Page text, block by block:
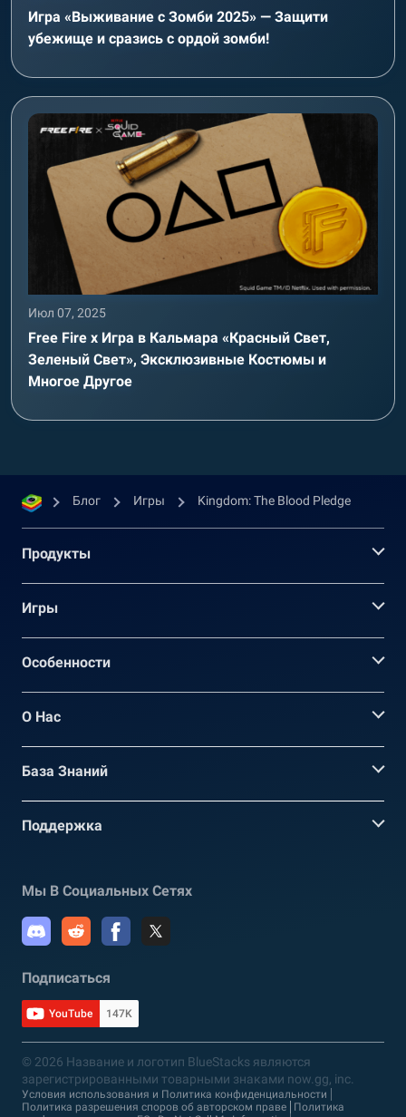
Игра «Выживание с Зомби 2025» — Защити
убежище и сразись с ордой зомби!
Июл 07, 2025
Free Fire x Игра в Кальмара «Красный Свет,
Зеленый Свет», Эксклюзивные Костюмы и
Многое Другое
Блог Игры Kingdom: The Blood Pledge
Продукты
Игры
Oсобенности
О Нас
База Знаний
Поддержка
Мы В Социальных Сетях
Подписаться
YouTube 147K
© 2026 Название и логотип BlueStacks являются
зарегистрированными товарными знаками now.gg, inc.
Условия использования и Политика конфиденциальности
Политика разрешения споров об авторском праве
Политика